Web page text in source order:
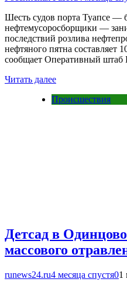
Шесть судов порта Туапсе —
нефтемусоросборщики —
последствий розлива
нефтяного пятна составляет
сообщает Оперативный штаб
Читать далее
Происшествия
Детсад в
массового
runews24.ru4 месяца спустя01